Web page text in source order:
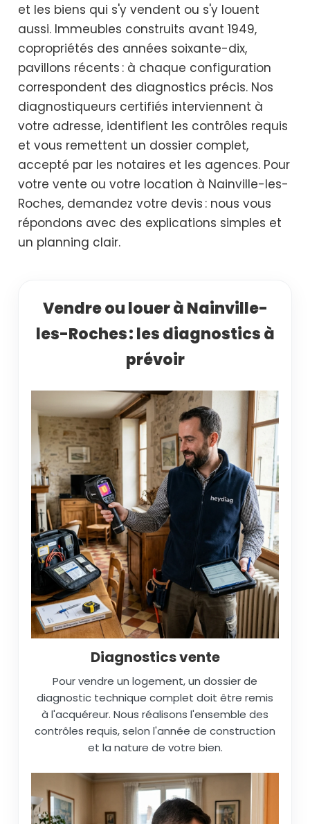
et les biens qui s'y vendent ou s'y louent
aussi. Immeubles construits avant 1949,
copropriétés des années soixante-dix,
pavillons récents : à chaque configuration
correspondent des diagnostics précis. Nos
diagnostiqueurs certifiés interviennent à
votre adresse, identifient les contrôles requis
et vous remettent un dossier complet,
accepté par les notaires et les agences. Pour
votre vente ou votre location à Nainville-les-
Roches, demandez votre devis : nous vous
répondons avec des explications simples et
un planning clair.
Vendre ou louer à Nainville-
les-Roches : les diagnostics à
prévoir
Diagnostics vente
Pour vendre un logement, un dossier de
diagnostic technique complet doit être remis
à l'acquéreur. Nous réalisons l'ensemble des
contrôles requis, selon l'année de construction
et la nature de votre bien.